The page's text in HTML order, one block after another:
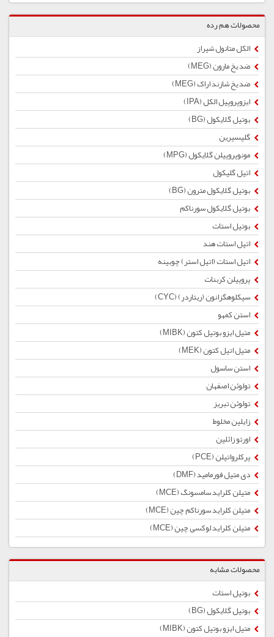
محصولات هم رده
الکل متانول شیراز
ضد یخ مارون (MEG)
ضد یخ شازند اراک (MEG)
ایزوپروپیل الکل (IPA)
بوتیل گلایكول (BG)
گلیسیرین
مونوپروپیلن گلایکول (MPG)
اتیل گلیکول
بوتیل گلایكول مترون (BG)
بوتیل گلایکول سورناکم
بوتیل استات
اتیل استات هند
اتیل استات (اتیل استر) چوبینه
پروپیلن کربنات
سیکلوهگزانون (ریتاردر) (CYC)
استن کمهو
متیل ایزو بوتیل کتون (MIBK)
متیل اتیل کتون (MEK)
استن ساسول
تولوئن اصفهان
تولوئن تبریز
زایلین مخلوط
اورتو زائلین
پرکلرواتیلن (PCE)
دی متیل فورمامید (DMF)
متیلن کلراید سامسونگ (MCE)
متیلن کلراید سورناکم چین (MCE)
متیلن کلراید لوکسی چین (MCE)
محصولات مشابه
بوتیل استات
بوتیل گلایكول (BG)
متیل ایزو بوتیل کتون (MIBK)